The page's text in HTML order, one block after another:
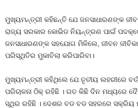
ମୁଖ୍ୟମନ୍ତ୍ରୀ କହିଛନ୍ତି ଯେ ଜନସାଧାରଣଙ୍କ
ରାଜ୍ୟ ସରକାର କୋଭିଡ ନିୟନ୍ତ୍ରଣ ପାଇଁ
ଜନସାଧାରଣଙ୍କ ସହଯୋଗ ମିଳିଲେ, ଜୀବନ
ପରିସ୍ଥିତିର ମୁକାବିଲା କରିପାରିବା।
ମୁଖ୍ୟମନ୍ତ୍ରୀ କହିଥିଲେ ଯେ ତୃତୀୟ ଲହରୀରେ
ପରିଚାଳନା ଠିକ୍‌ ରହିଛି । ଗତ କିଛି ଦିନ ମଧ୍ୟରେ
ସ୍ଥିର ରହିଛି । ଦେଶର ବଡ ବଡ ସହରରେ ସକ୍ରିୟ